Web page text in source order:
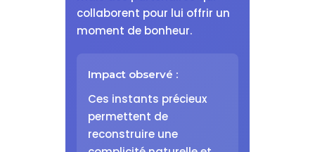
collaborent pour lui offrir un
moment de bonheur.
Impact observé :
Ces instants précieux
permettent de
reconstruire une